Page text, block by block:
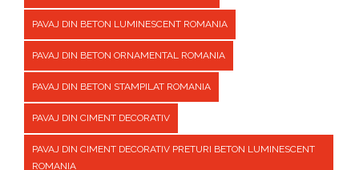
PAVAJ DIN BETON LUMINESCENT ROMANIA
PAVAJ DIN BETON ORNAMENTAL ROMANIA
PAVAJ DIN BETON STAMPILAT ROMANIA
PAVAJ DIN CIMENT DECORATIV
PAVAJ DIN CIMENT DECORATIV PRETURI BETON LUMINESCENT
ROMANIA